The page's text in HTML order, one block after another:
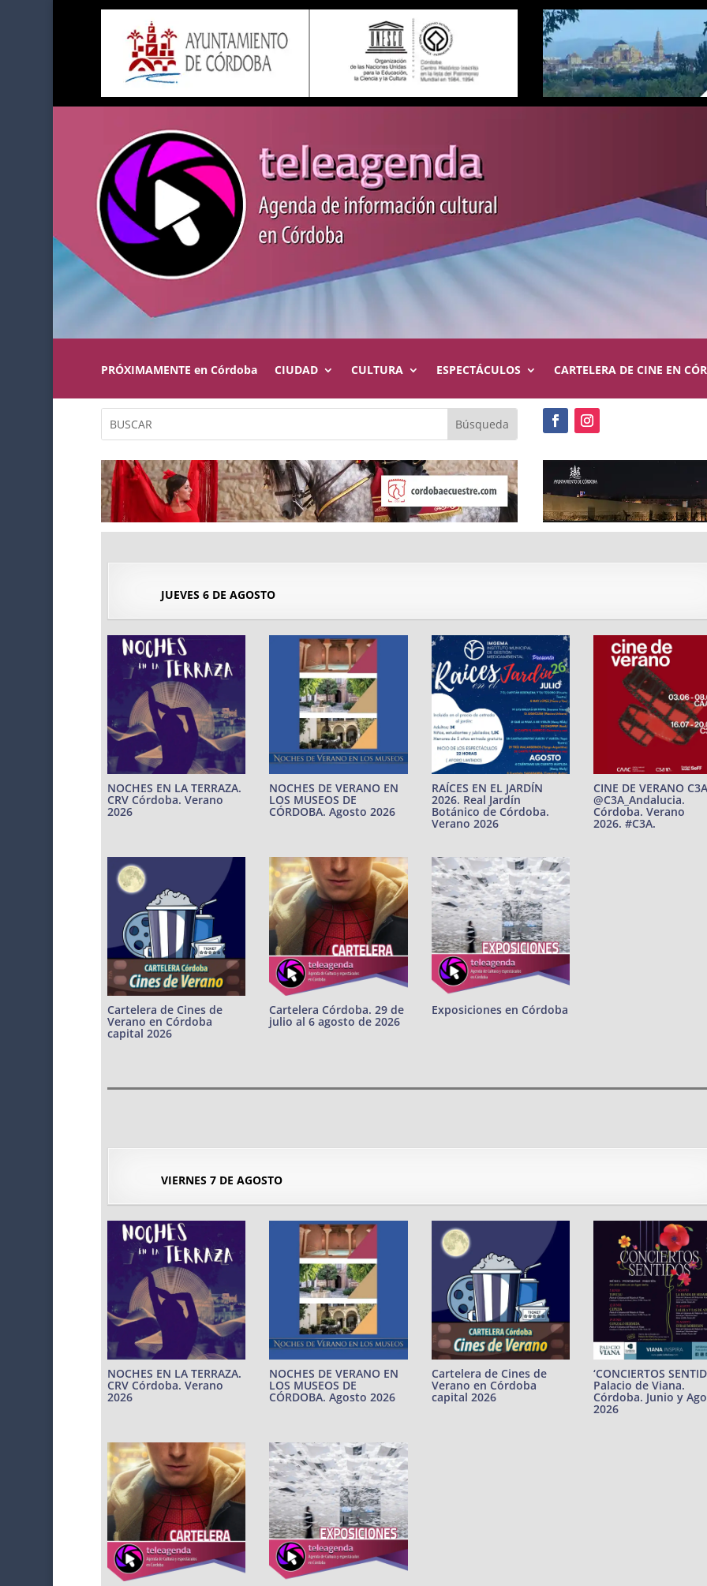
PRÓXIMAMENTE en Córdoba CIUDAD CULTURA ESPECTÁCULOS CARTELERA DE CINE EN
JUEVES 6 DE AGOSTO
NOCHES EN LA TERRAZA.
CRV Córdoba. Verano
2026
NOCHES DE VERANO EN
LOS MUSEOS DE
CÓRDOBA. Agosto 2026
RAÍCES EN EL JARDÍN
2026. Real Jardín
Botánico de Córdoba.
Verano 2026
CINE DE VERANO
@C3A_Andalucia.
Córdoba. Verano
2026. #C3A.
Cartelera de Cines de
Verano en Córdoba
capital 2026
Cartelera Córdoba. 29 de
julio al 6 agosto de 2026
Exposiciones en Córdoba
VIERNES 7 DE AGOSTO
NOCHES EN LA TERRAZA.
CRV Córdoba. Verano
2026
NOCHES DE VERANO EN
LOS MUSEOS DE
CÓRDOBA. Agosto 2026
Cartelera de Cines de
Verano en Córdoba
capital 2026
‘CONCIERTOS
Palacio de Viana.
Córdoba. Junio y
2026